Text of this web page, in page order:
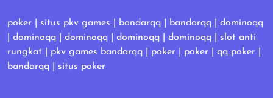
poker situs pkv games bandarqq bandarqq
dominoqq
dominoqq dominoqq dominoqq dominoqq
slot anti
rungkat
pkv games bandarqq poker poker qq poker
bandarqq
situs poker